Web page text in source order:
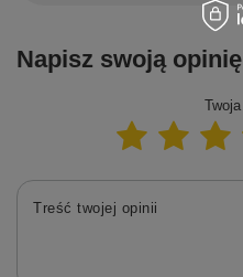
Napisz swoją opinię
Treść twojej opinii